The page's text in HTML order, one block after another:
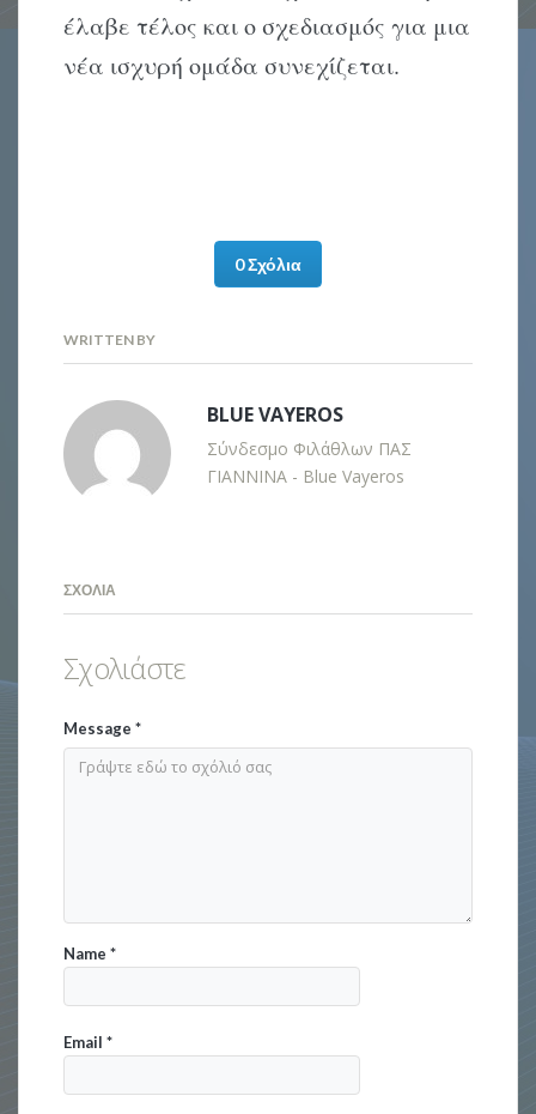
έλαβε τέλος και ο σχεδιασμός για μια
νέα ισχυρή ομάδα συνεχίζεται.
0 Σχόλια
WRITTEN BY
BLUE VAYEROS
Σύνδεσμο Φιλάθλων ΠΑΣ
ΓΙΑΝΝΙΝΑ - Blue Vayeros
ΣΧΌΛΙΑ
Σχολιάστε
Message*
Name*
Email*